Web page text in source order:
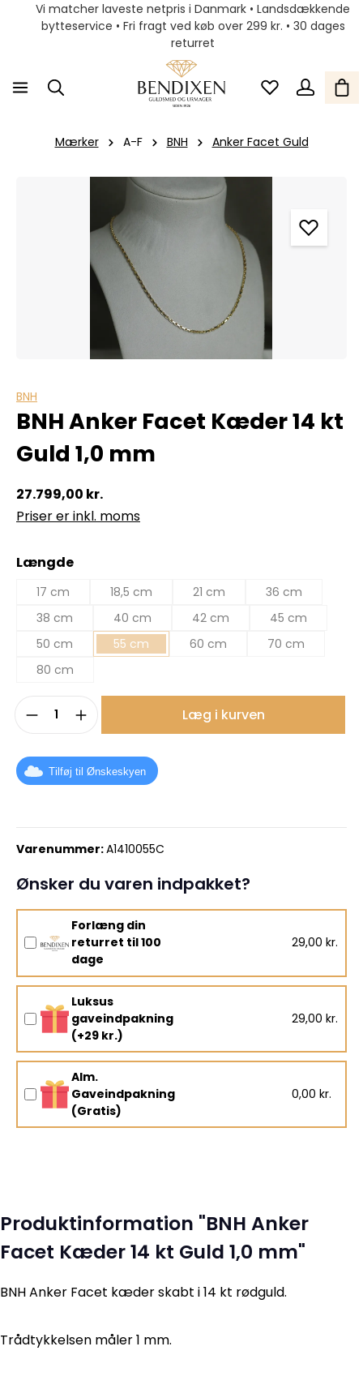
Vi matcher laveste netpris i Danmark • Landsdækkende
bytteservice • Fri fragt ved køb over 299 kr. • 30 dages
returret
Mærker A-F BNH Anker Facet Guld
BNH
BNH Anker Facet Kæder 14 kt
Guld 1,0 mm
27.799,00 kr.
Priser er inkl. moms
Vælg
Længde
17 cm 18,5 cm 21 cm
36 cm
38 cm
40 cm 42 cm
45 cm
50 cm
55 cm 60 cm
70 cm
80 cm
Produktmængde: Indtast det
Læg i kurven
Tilføj til Ønskeskyen
Varenummer:A1410055C
Ønsker du varen indpakket?
Forlæng din
returret til 100
dage
29,00 kr.
Luksus
gaveindpakning
(+29 kr.)
29,00 kr.
Alm.
Gaveindpakning
(Gratis)
0,00 kr.
Produktinformation "BNH Anker
Facet Kæder 14 kt Guld 1,0 mm"
BNH Anker Facet kæder skabt i 14 kt rødguld.
Trådtykkelsen måler 1 mm.